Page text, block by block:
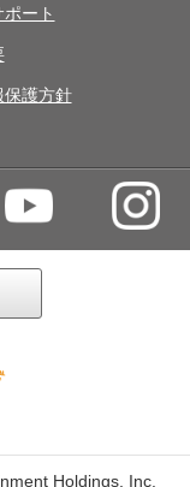
ート
保護方針
Holdings, Inc.